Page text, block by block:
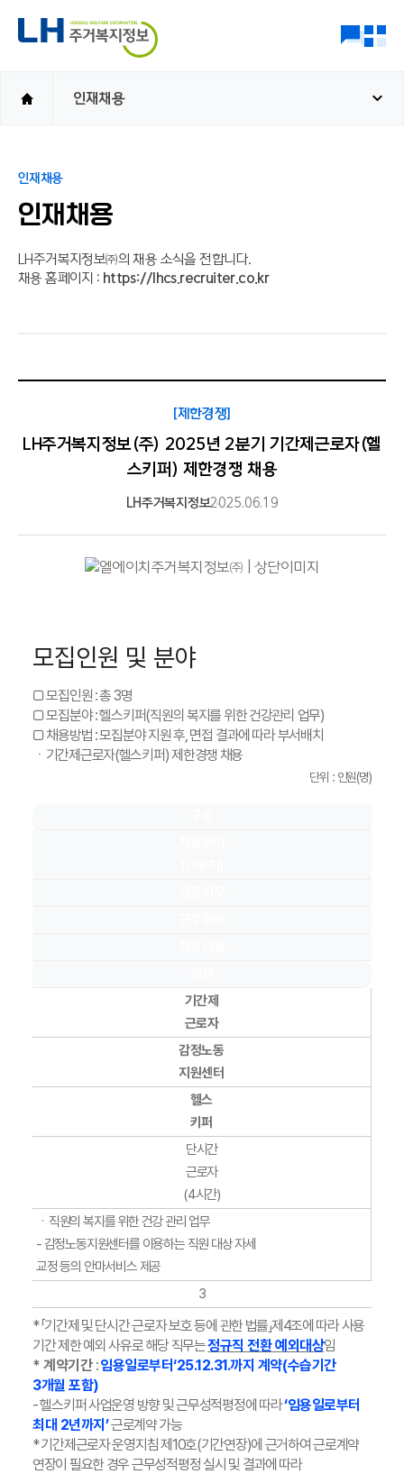
인재채용
인재채용
인재채용
LH주거복지정보㈜의 채용 소식을 전합니다.
채용 홈페이지 : https://lhcs.recruiter.co.kr
[제한경쟁]
LH주거복지정보(주) 2025년 2분기 기간제근로자(헬
스키퍼) 제한경쟁 채용
LH주거복지정보2025.06.19
모집인원 및 분야
□ 모집인원 : 총 3명
□ 모집분야 : 헬스키퍼(직원의 복지를 위한 건강관리 업무)
□ 채용방법 : 모집분야 지원 후, 면접 결과에 따라 부서배치
ㆍ기간제근로자(헬스키퍼) 제한경쟁 채용
단위 : 인원(명)
기간제
근로자
감정노동
지원센터
헬스
키퍼
단시간
근로자
(4시간)
ㆍ직원의 복지를 위한 건강 관리 업무
- 감정노동지원센터를 이용하는 직원 대상 자세
교정 등의 안마서비스 제공
3
* 「기간제 및 단시간 근로자 보호 등에 관한 법률」제4조에 따라 사용
기간 제한 예외 사유로 해당 직무는정규직 전환 예외대상임
* 계약기간 :임용일로부터‘25.12.31.까지 계약(수습기간
3개월 포함)
- 헬스키퍼 사업운영 방향 및 근무성적평정에 따라‘임용일로부터
최대 2년까지’근로계약 가능
* 기간제근로자 운영지침 제10호(기간연장)에 근거하여 근로계약
연장이 필요한 경우 근무성적평정 실시 및 결과에 따라